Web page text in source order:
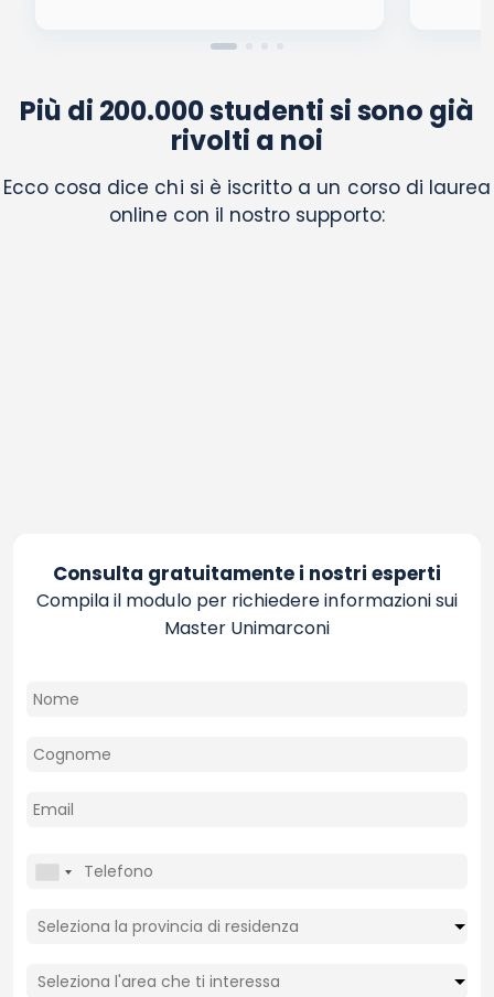
Più di 200.000 studenti si sono già
rivolti a noi
Ecco cosa dice chi si è iscritto a un corso di laurea
online con il nostro supporto:
Consulta gratuitamente i nostri esperti
Compila il modulo per richiedere informazioni sui
Master Unimarconi